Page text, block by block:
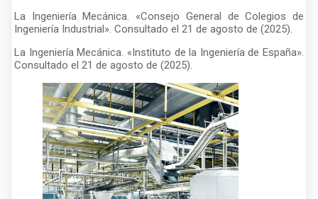
La Ingeniería Mecánica. «Consejo General de Colegios de
Ingeniería Industrial». Consultado el 21 de agosto de (2025).
La Ingeniería Mecánica. «Instituto de la Ingeniería de España».
Consultado el 21 de agosto de (2025).